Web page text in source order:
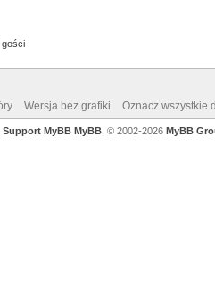
gości
Wersja bez grafiki Oznacz wszystkie
Support MyBB MyBB , © 2002-2026 MyBB